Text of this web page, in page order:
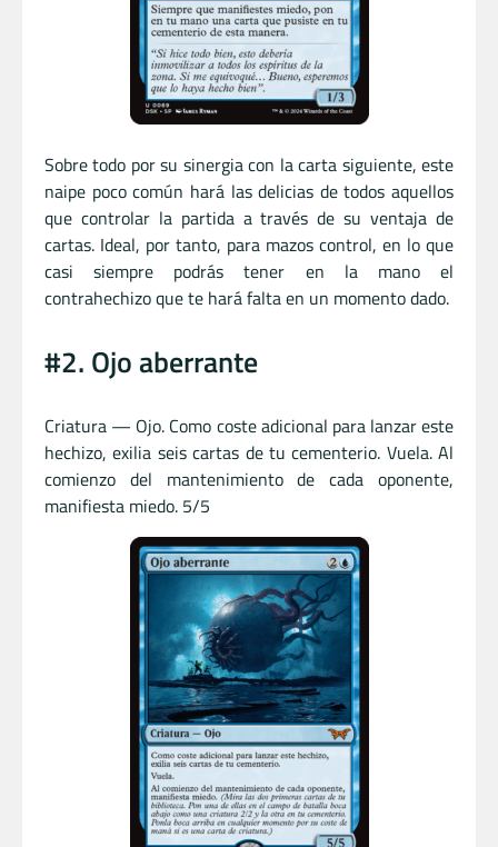
Sobre todo por su sinergia con la carta siguiente, este
naipe poco común hará las delicias de todos aquellos
que controlar la partida a través de su ventaja de
cartas. Ideal, por tanto, para mazos control, en lo que
casi siempre podrás tener en la mano el
contrahechizo que te hará falta en un momento dado.
#2. Ojo aberrante
Criatura — Ojo. Como coste adicional para lanzar este
hechizo, exilia seis cartas de tu cementerio. Vuela. Al
comienzo del mantenimiento de cada oponente,
manifiesta miedo. 5/5